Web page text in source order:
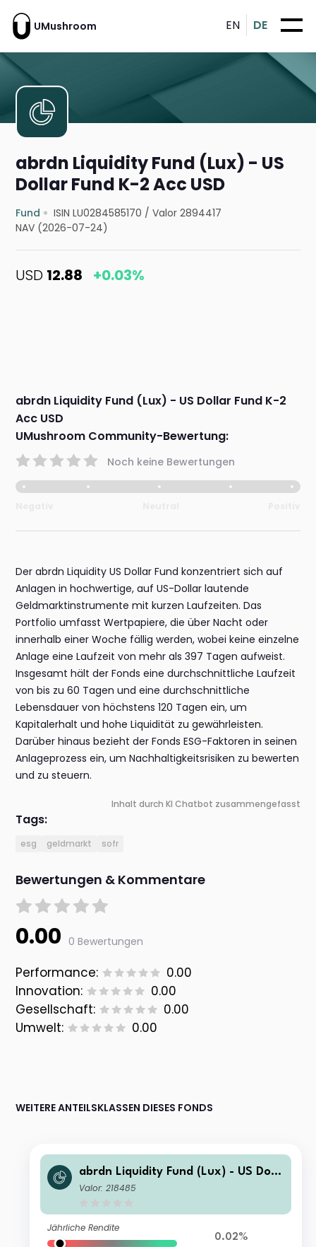
UMushroom EN DE
abrdn Liquidity Fund (Lux) - US
Dollar Fund K-2 Acc USD
Fund ISIN LU0284585170 /Valor 2894417
NAV (2026-07-24)
USD 12.88 +0.03%
abrdn Liquidity Fund (Lux) - US Dollar Fund K-2
Acc USD
UMushroom Community-Bewertung:
Noch keine Bewertungen
Der abrdn Liquidity US Dollar Fund konzentriert sich auf
Anlagen in hochwertige, auf US-Dollar lautende
Geldmarktinstrumente mit kurzen Laufzeiten. Das
Portfolio umfasst Wertpapiere, die über Nacht oder
innerhalb einer Woche fällig werden, wobei keine einzelne
Anlage eine Laufzeit von mehr als 397 Tagen aufweist.
Insgesamt hält der Fonds eine durchschnittliche Laufzeit
von bis zu 60 Tagen und eine durchschnittliche
Lebensdauer von höchstens 120 Tagen ein, um
Kapitalerhalt und hohe Liquidität zu gewährleisten.
Darüber hinaus bezieht der Fonds ESG-Faktoren in seinen
Anlageprozess ein, um Nachhaltigkeitsrisiken zu bewerten
und zu steuern.
Inhalt durch KI Chatbot zusammengefasst
Tags:
esg geldmarkt sofr
Bewertungen & Kommentare
0.00 0 Bewertungen
Performance:
0.00
Innovation:
0.00
Gesellschaft:
0.00
Umwelt:
0.00
WEITERE ANTEILSKLASSEN DIESES FONDS
abrdn Liquidity Fund (Lux) - US Dolla
r Fund A-2 Acc USD
Valor: 218485
Jährliche Rendite
0.02%